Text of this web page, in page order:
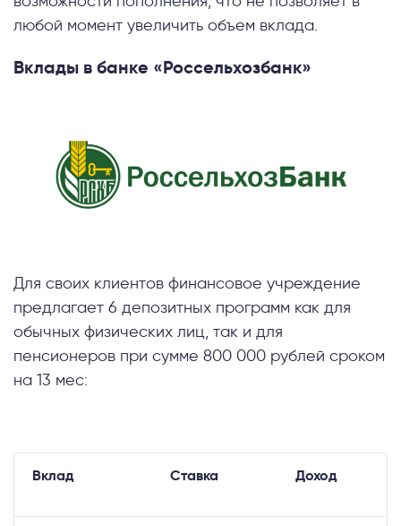
любой момент увеличить объем вклада.
Вклады в банке «Россельхозбанк»
Для своих клиентов финансовое учреждение
предлагает 6 депозитных программ как для
обычных физических лиц, так и для
пенсионеров при сумме 800 000 рублей сроком
на 13 мес:
Вклад Ставка Доход